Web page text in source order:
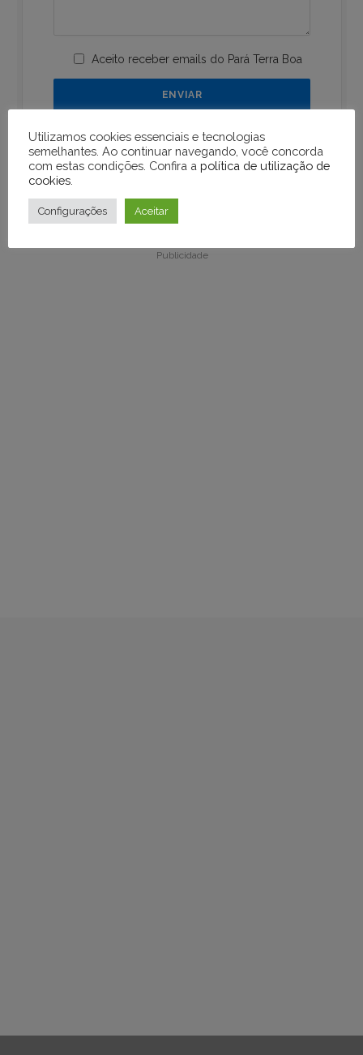
Aceito receber emails do Pará Terra Boa
Publicidade
Publicidade
Utilizamos cookies essenciais e tecnologias
semelhantes. Ao continuar navegando, você concorda
com estas condições. Confira a política de utilização de
cookies
Configurações Aceitar